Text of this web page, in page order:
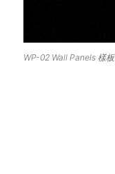
WP-02 Wall Panels 樣板